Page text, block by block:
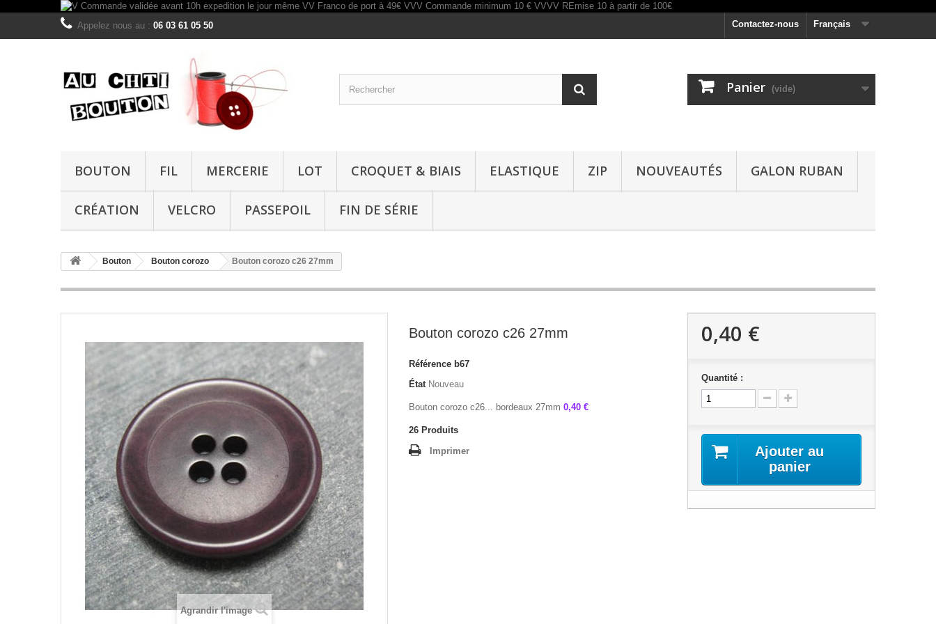
Français
Contactez-nous
Appelez nous au : 06 03 61 05 50
Panier (vide)
BOUTON FIL MERCERIE LOT CROQUET & BIAIS ELASTIQUE ZIP NOUVEAUTÉS GALON RUBAN
CRÉATION VELCRO PASSEPOIL FIN DE SÉRIE
Bouton Bouton corozo Bouton corozo c26 27mm
Agrandir l'image
Bouton corozo c26 27mm
Référence b67
État Nouveau
Bouton corozo c26... bordeaux 27mm 0,40 €
26 Produits
Imprimer
0,40 €
Quantité :
Ajouter au
panier